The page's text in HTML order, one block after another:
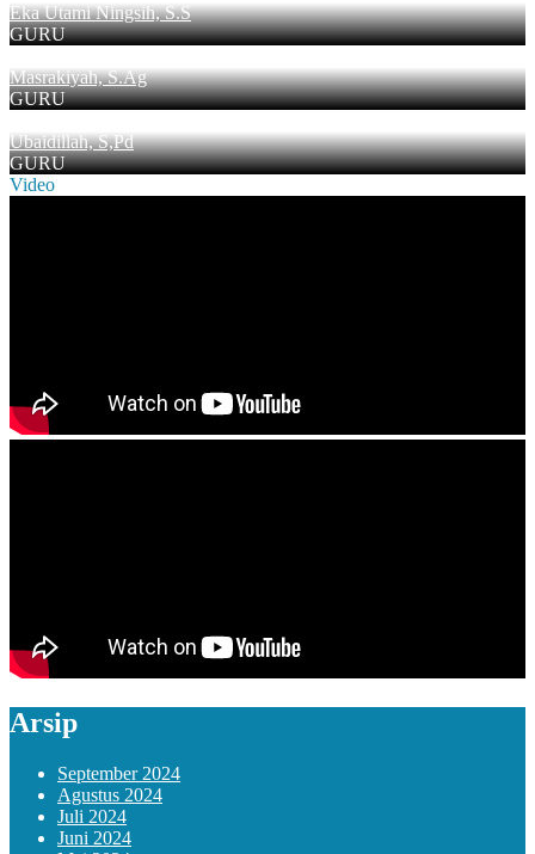
Eka Utami Ningsih, S.S
GURU
Masrakiyah, S.Ag
GURU
Ubaidillah, S,Pd
GURU
Video
Arsip
September 2024
Agustus 2024
Juli 2024
Juni 2024